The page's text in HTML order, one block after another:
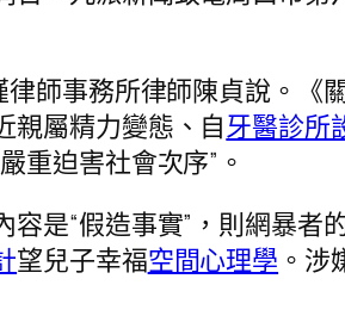
師事務所律師陳貞說。《
親屬精力變態、自牙醫診所
重迫害社會次序”。
是“假造事實”，則網暴者
望兒子幸福空間心理學 。涉